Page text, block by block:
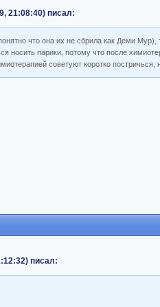
21:08:40) писал:
что она их не сбрила как Деми
носить парики, потому что после
советуют коротко
писал: